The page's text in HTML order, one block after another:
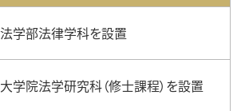
法学部法律学科を設置
⼤学院法学研究科（修⼠課程）を設置